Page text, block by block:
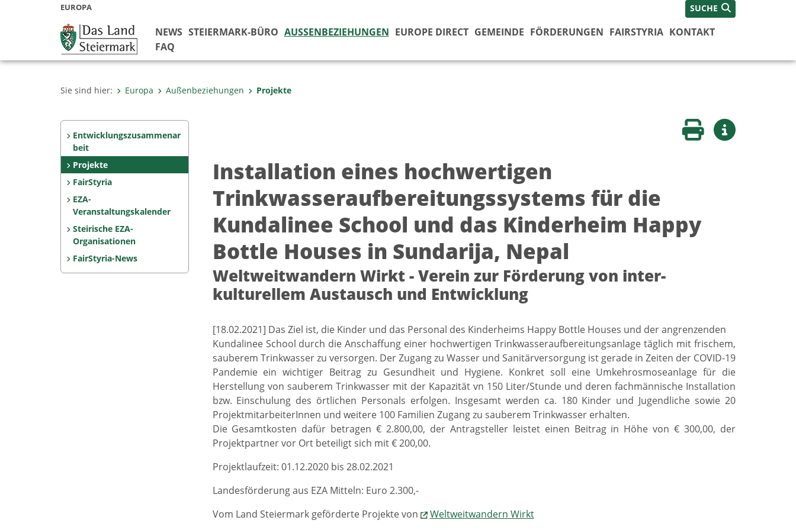
EUROPA SUCHE
NEWS STEIERMARK-BÜRO AUSSENBEZIEHUNGEN EUROPE DIRECT GEMEINDE FÖRDERUNGEN FAIRSTYRIA KONTAKT
FAQ
Sie sind hier: Europa Außenbeziehungen Projekte
Entwicklungszusammenar
beit
Projekte
FairStyria
EZA-
Veranstaltungskalender
Steirische EZA-
Organisationen
FairStyria-News
Seite druckenWeitere Infos
Installation eines hochwertigen
Trinkwasseraufbereitungssystems für die
Kundalinee School und das Kinderheim Happy
Bottle Houses in Sundarija, Nepal
Weltweitwandern Wirkt - Verein zur Förderung von inter-
kulturellem Austausch und Entwicklung
[18.02.2021] Das Ziel ist, die Kinder und das Personal des Kinderheims Happy Bottle Houses und der angrenzenden
Kundalinee School durch die Anschaffung einer hochwertigen Trinkwasseraufbereitungsanlage täglich mit frischem,
sauberem Trinkwasser zu versorgen. Der Zugang zu Wasser und Sanitärversorgung ist gerade in Zeiten der COVID-19
Pandemie ein wichtiger Beitrag zu Gesundheit und Hygiene. Konkret soll eine Umkehrosmoseanlage für die
Herstellung von sauberem Trinkwasser mit der Kapazität vn 150 Liter/Stunde und deren fachmännische Installation
bzw. Einschulung des örtlichen Personals erfolgen. Insgesamt werden ca. 180 Kinder und Jugendliche sowie 20
ProjektmitarbeiterInnen und weitere 100 Familien Zugang zu sauberem Trinkwasser erhalten.
Die Gesamtkosten dafür betragen € 2.800,00, der Antragsteller leistet einen Beitrag in Höhe von € 300,00, der
Projektpartner vor Ort beteiligt sich mit € 200,00.
Projektlaufzeit: 01.12.2020 bis 28.02.2021
Landesförderung aus EZA Mitteln: Euro 2.300,-
Vom Land Steiermark geförderte Projekte von
Weltweitwandern Wirkt